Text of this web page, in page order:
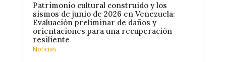
Patrimonio cultural construido y los
sismos de junio de 2026 en Venezuela:
Evaluación preliminar de daños y
orientaciones para una recuperación
resiliente
Noticias